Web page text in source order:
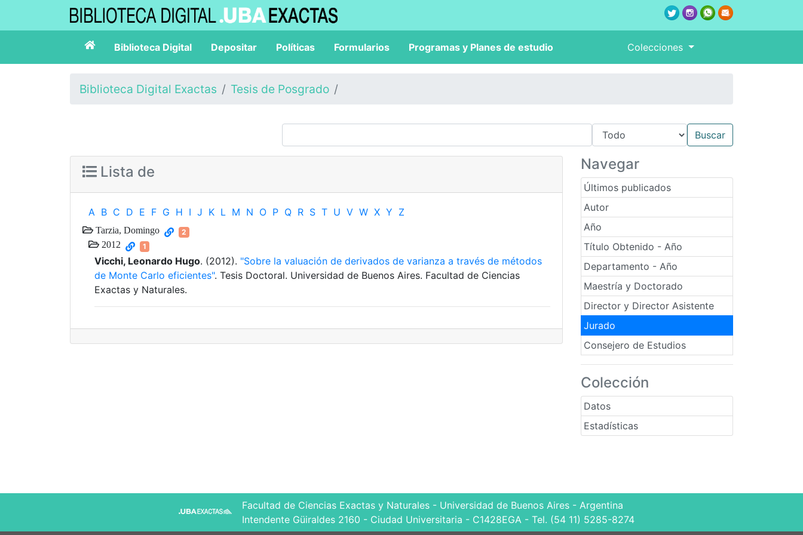
Biblioteca Digital Depositar Políticas Formularios Programas y Planes de estudio Colecciones
Biblioteca Digital Exactas Tesis de Posgrado
Navegar
Últimos publicados
Autor
Año
Título Obtenido - Año
Departamento - Año
Maestría y Doctorado
Director y Director Asistente
Jurado
Consejero de Estudios
Colección
Datos
Estadísticas
Lista de
A B C D E F G H I J K L M N O P Q R S T U V W X Y Z
Tarzia, Domingo 2
2012 1
Vicchi, Leonardo Hugo. (2012). "Sobre la valuación de derivados de varianza a través de métodos
de Monte Carlo eficientes". Tesis Doctoral. Universidad de Buenos Aires. Facultad de Ciencias
Exactas y Naturales.
Facultad de Ciencias Exactas y Naturales - Universidad de Buenos Aires - Argentina
Intendente Güiraldes 2160 - Ciudad Universitaria - C1428EGA - Tel. (54 11) 5285-8274